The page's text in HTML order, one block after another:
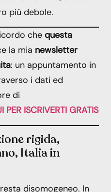
più debole.
che questa
la mia newsletter
: un appuntamento in
i dati ed
di
PER ISCRIVERTI GRATIS
rigida,
Italia in
disomogeneo. In